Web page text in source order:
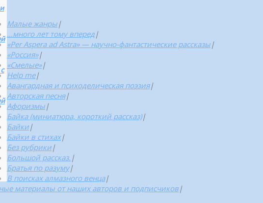
Малые жанры |
…много лет тому вперед |
«Per Aspera ad Astra» — научно-фантастические рассказы |
«Россия»|
«Смелые»|
Help me|
Авангардная и психоделическая поэзия|
Авторская песня|
Афоризмы |
Байка (миниатюра, короткий рассказ)|
Байки |
Байки в стихах|
Без рубрики |
Большой рассказ. |
Братья по разуму|
В поисках алмазного венца|
материалы от наших авторов и подписчиков |